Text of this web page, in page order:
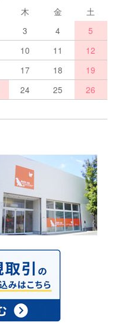
木 金
土
3 4
5
10 11
12
17 18
19
24 25
26